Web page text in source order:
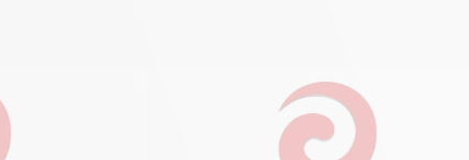
মধ্যে প্রকৃত ভ্রাতৃত্ব ও পারস্পরিক সহযোগিতার
তিনি।আরাঘচি বলেন, এখন সময় নিজেদের ওপর নির্ভর করার
মুসলিম দেশগুলো ঐক্যবদ্ধ থাকলে বহিরাগতদের তৈরি বিভিন্ন